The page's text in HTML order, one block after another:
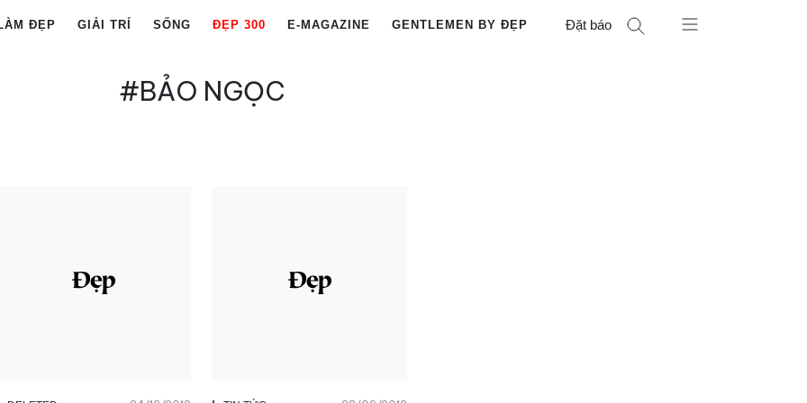
ĐẸP GIẢI TRÍ SỐNG ĐẸP 300 E-MAGAZINE GENTLEMEN BY ĐẸP Đặt báo
#BẢO NGỌC